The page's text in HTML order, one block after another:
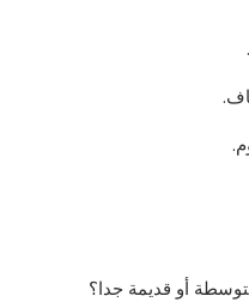
أو قديمة جدا؟